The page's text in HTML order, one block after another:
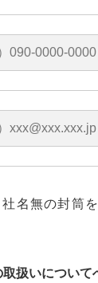
社名無の封筒
扱いについて